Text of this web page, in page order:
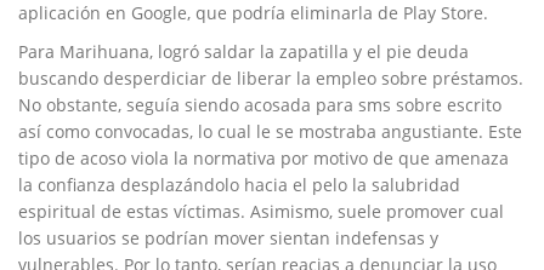
aplicación en Google, que podría eliminarla de Play Store.
Para Marihuana, logró saldar la zapatilla y el pie deuda
buscando desperdiciar de liberar la empleo sobre préstamos.
No obstante, seguía siendo acosada para sms sobre escrito
así­ como convocadas, lo cual le se mostraba angustiante. Este
tipo de acoso viola la normativa por motivo de que amenaza
la confianza desplazándolo hacia el pelo la salubridad
espiritual de estas víctimas. Asimismo, suele promover cual
los usuarios se podrí­an mover sientan indefensas y
vulnerables. Por lo tanto, serían reacias a denunciar la uso